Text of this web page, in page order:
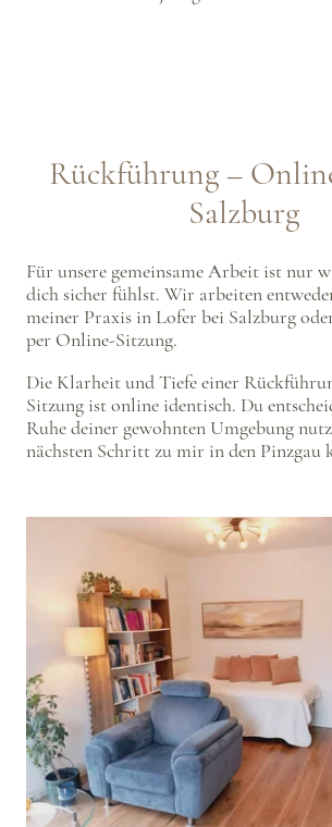
Rückführung –
Salzburg
Für unsere gemeinsame Arbeit ist nur
dich sicher fühlst. Wir arbeiten
meiner Praxis in Lofer bei Salzburg
per Online-Sitzung.
Die Klarheit und Tiefe einer
Sitzung ist online identisch. Du
Ruhe deiner gewohnten Umgebung
nächsten Schritt zu mir in den Pinzgau